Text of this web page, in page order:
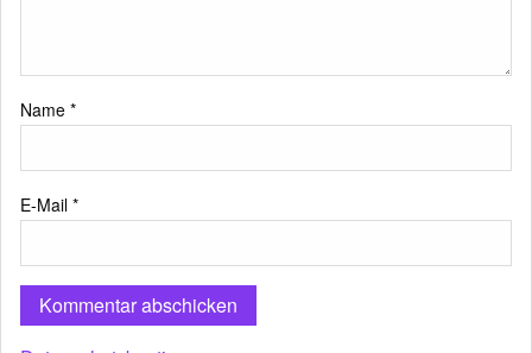
Name *
E-Mail *